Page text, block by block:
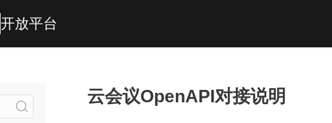
开放平台
云会议OpenAPI对接说明